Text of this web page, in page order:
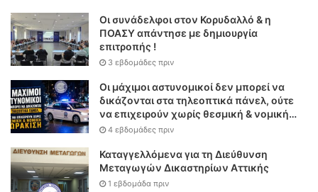
Οι συνάδελφοι στον Κορυδαλλό & η
ΠΟΑΣΥ απάντησε με δημιουργία
επιτροπής !
3 εβδομάδες πριν
Οι μάχιμοι αστυνομικοί δεν μπορεί να
δικάζονται στα τηλεοπτικά πάνελ, ούτε
να επιχειρούν χωρίς θεσμική & νομική
θωράκιση
4 εβδομάδες πριν
Καταγγελλόμενα για τη Διεύθυνση
Μεταγωγών Δικαστηρίων Αττικής
1 εβδομάδα πριν